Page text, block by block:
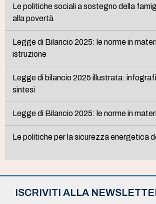
Le politiche sociali a sostegno della
alla povertà
Legge di Bilancio 2025: le norme in
istruzione
Legge di bilancio 2025 illustrata:
sintesi
Legge di Bilancio 2025: le norme in
Le politiche per la sicurezza energetica
ISCRIVITI ALLA